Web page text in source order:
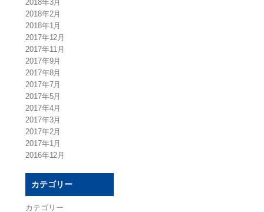
2018年3月
2018年2月
2018年1月
2017年12月
2017年11月
2017年9月
2017年8月
2017年7月
2017年5月
2017年4月
2017年3月
2017年2月
2017年1月
2016年12月
カテゴリー
カテゴリー